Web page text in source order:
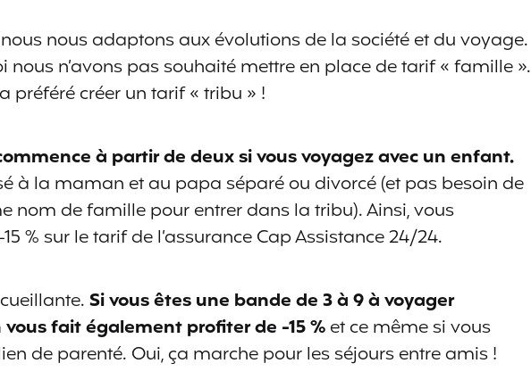
nous nous adaptons aux évolutions de la société et du voyage.
nous n’avons pas souhaité mettre en place de tarif « famille ».
préféré créer un tarif « tribu » !
à partir de deux si vous voyagez avec un enfant.
à la maman et au papa séparé ou divorcé (et pas besoin de
nom de famille pour entrer dans la tribu). Ainsi, vous
% sur le tarif de l’assurance Cap Assistance 24/24.
Si vous êtes une bande de 3 à 9 à voyager
fait également profiter de -15 %et ce même si vous
de parenté. Oui, ça marche pour les séjours entre amis !